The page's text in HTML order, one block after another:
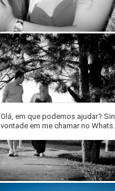
Olá, em que podemos ajudar?
vontade em me chamar no Whats.